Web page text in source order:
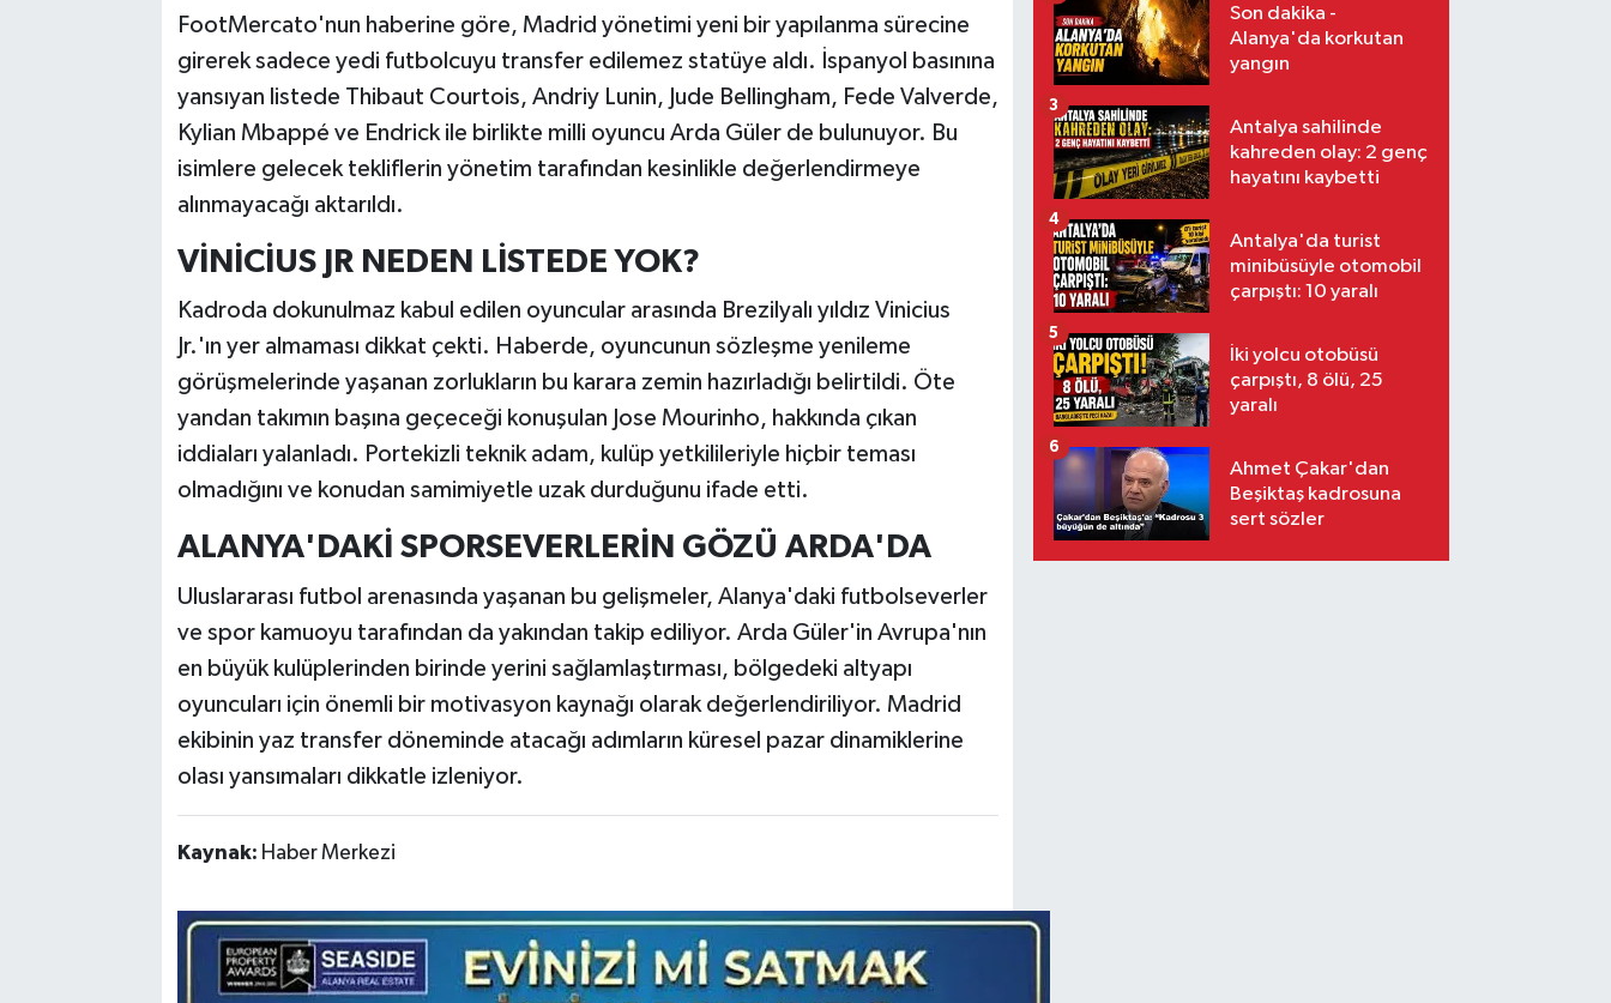
FootMercato'nun haberine göre, Madrid yönetimi yeni bir yapılanma sürecine
girerek sadece yedi futbolcuyu transfer edilemez statüye aldı. İspanyol basınına
yansıyan listede Thibaut Courtois, Andriy Lunin, Jude Bellingham, Fede Valverde,
Kylian Mbappé ve Endrick ile birlikte milli oyuncu Arda Güler de bulunuyor. Bu
isimlere gelecek tekliflerin yönetim tarafından kesinlikle değerlendirmeye
alınmayacağı aktarıldı.
VİNİCİUS JR NEDEN LİSTEDE YOK?
Kadroda dokunulmaz kabul edilen oyuncular arasında Brezilyalı yıldız Vinicius
Jr.'ın yer almaması dikkat çekti. Haberde, oyuncunun sözleşme yenileme
görüşmelerinde yaşanan zorlukların bu karara zemin hazırladığı belirtildi. Öte
yandan takımın başına geçeceği konuşulan Jose Mourinho, hakkında çıkan
iddiaları yalanladı. Portekizli teknik adam, kulüp yetkilileriyle hiçbir teması
olmadığını ve konudan samimiyetle uzak durduğunu ifade etti.
ALANYA'DAKİ SPORSEVERLERİN GÖZÜ ARDA'DA
Uluslararası futbol arenasında yaşanan bu gelişmeler, Alanya'daki futbolseverler
ve spor kamuoyu tarafından da yakından takip ediliyor. Arda Güler'in Avrupa'nın
en büyük kulüplerinden birinde yerini sağlamlaştırması, bölgedeki altyapı
oyuncuları için önemli bir motivasyon kaynağı olarak değerlendiriliyor. Madrid
ekibinin yaz transfer döneminde atacağı adımların küresel pazar dinamiklerine
olası yansımaları dikkatle izleniyor.
Kaynak: Haber Merkezi
Son dakika -
Alanya'da korkutan
yangın
Antalya sahilinde
kahreden olay: 2 genç
hayatını kaybetti
3
Antalya'da turist
minibüsüyle otomobil
çarpıştı: 10 yaralı
4
İki yolcu otobüsü
çarpıştı, 8 ölü, 25
yaralı
5
Ahmet Çakar'dan
Beşiktaş kadrosuna
sert sözler
6